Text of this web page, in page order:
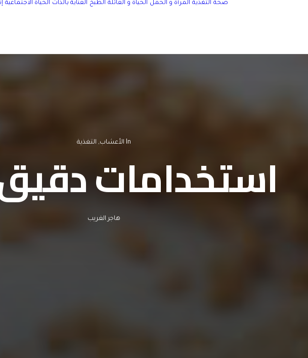
صحة التغذية المرأة و الحمل الحياة و العائلة الطبخ العناية بالذات الحياة الاجتماعية
In الأعشاب, التغذية
استخدامات دقيق
هاجر الغريب